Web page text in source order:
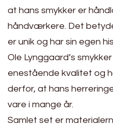
at hans smykker er
håndværkere. Det
er unik og har sin egen
Ole Lynggaard’s
enestående kvalitet og
derfor, at hans
vare i mange år.
Samlet set er